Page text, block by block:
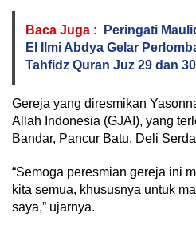
Baca Juga :
Peringati
El Ilmi Abdya Gelar
Tahfidz Quran Juz 29 dan 30
Gereja yang diresmikan
Allah Indonesia (GJAI), yang
Bandar, Pancur Batu, Deli
“Semoga peresmian gereja ini
kita semua, khususnya untuk
saya,” ujarnya.